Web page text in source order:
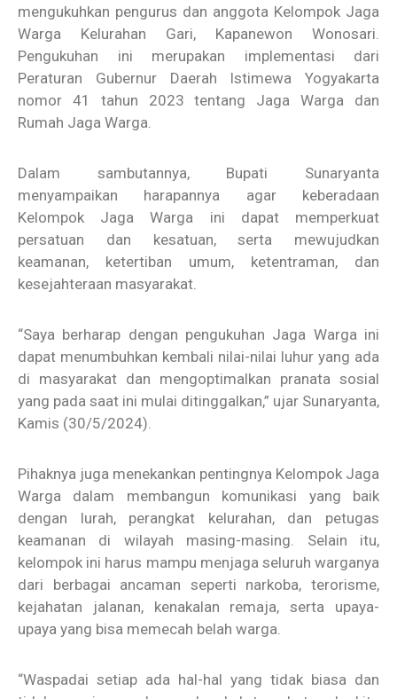
mengukuhkan pengurus dan anggota Kelompok Jaga
Warga Kelurahan Gari, Kapanewon Wonosari.
Pengukuhan ini merupakan implementasi dari
Peraturan Gubernur Daerah Istimewa Yogyakarta
nomor 41 tahun 2023 tentang Jaga Warga dan
Rumah Jaga Warga.
Dalam sambutannya, Bupati Sunaryanta
menyampaikan harapannya agar keberadaan
Kelompok Jaga Warga ini dapat memperkuat
persatuan dan kesatuan, serta mewujudkan
keamanan, ketertiban umum, ketentraman, dan
kesejahteraan masyarakat.
“Saya berharap dengan pengukuhan Jaga Warga ini
dapat menumbuhkan kembali nilai-nilai luhur yang ada
di masyarakat dan mengoptimalkan pranata sosial
yang pada saat ini mulai ditinggalkan,” ujar Sunaryanta,
Kamis (30/5/2024).
Pihaknya juga menekankan pentingnya Kelompok Jaga
Warga dalam membangun komunikasi yang baik
dengan lurah, perangkat kelurahan, dan petugas
keamanan di wilayah masing-masing. Selain itu,
kelompok ini harus mampu menjaga seluruh warganya
dari berbagai ancaman seperti narkoba, terorisme,
kejahatan jalanan, kenakalan remaja, serta upaya-
upaya yang bisa memecah belah warga.
“Waspadai setiap ada hal-hal yang tidak biasa dan